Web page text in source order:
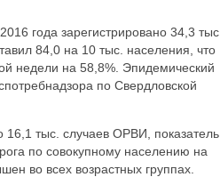
года зарегистрировано 34,3 тыс.
84,0 на 10 тыс. населения, что
недели на 58,8%. Эпидемический
по Свердловской
16,1 тыс. случаев ОРВИ, показатель
по совокупному населению на
во всех возрастных группах.